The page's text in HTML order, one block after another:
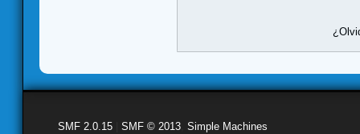
SMF 2.0.15 SMF © 2013 Simple Machines